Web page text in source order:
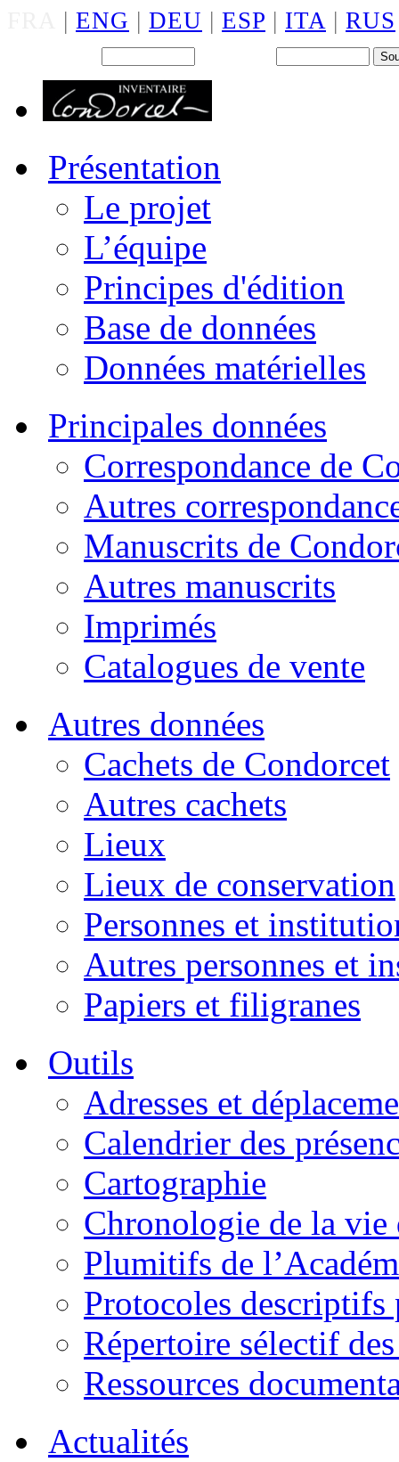
| ENG | DEU | ESP | ITA | RUS
Présentation
Le projet
L’équipe
Principes d'édition
Base de données
Données matérielles
Principales données
Correspondance de
Autres
Manuscrits de
Autres manuscrits
Imprimés
Catalogues de vente
Autres données
Cachets de Condorcet
Autres cachets
Lieux
Lieux de conservation
Personnes et
Autres personnes et
Papiers et filigranes
Outils
Adresses et
Calendrier des
Cartographie
Chronologie de la vie
Plumitifs de
Protocoles descriptifs
Répertoire sélectif
Ressources
Actualités